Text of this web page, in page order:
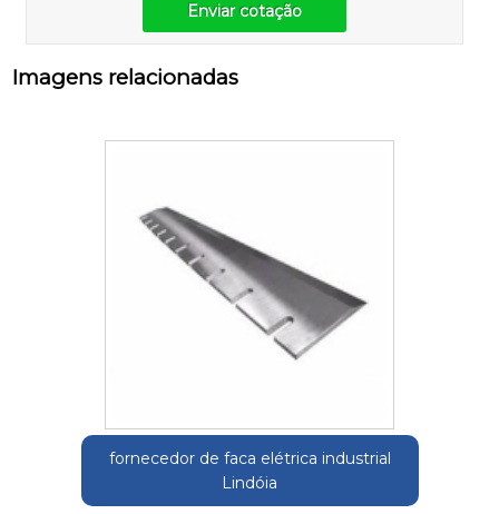
Enviar cotação
Imagens relacionadas
fornecedor de faca elétrica industrial
Lindóia